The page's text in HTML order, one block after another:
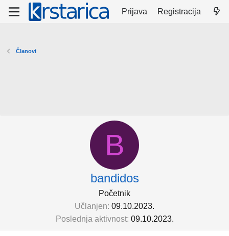
Prijava Registracija
Članovi
B
bandidos
Početnik
Učlanjen 09.10.2023.
Poslednja aktivnost 09.10.2023.